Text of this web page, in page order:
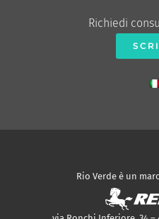
Richiedi
Rio Verde è un